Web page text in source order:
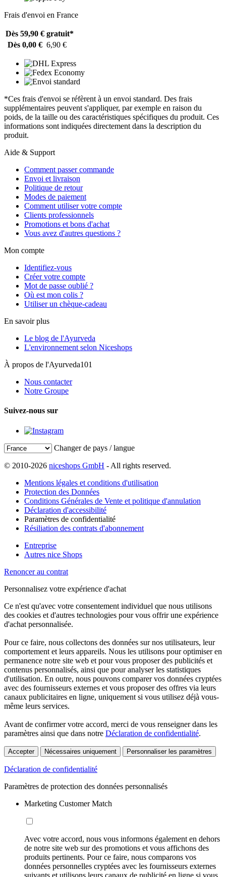
Frais d'envoi en France
Dès 59,90 € gratuit*
Dès 0,00 € 6,90 €
*Ces frais d'envoi se réfèrent à un envoi standard. Des frais
supplémentaires peuvent s'appliquer, par exemple en raison du
poids, de la taille ou des caractéristiques spécifiques du produit. Ces
informations sont indiquées directement dans la description du
produit.
Aide & Support
Comment passer commande
Envoi et livraison
Politique de retour
Modes de paiement
Comment utiliser votre compte
Clients professionnels
Promotions et bons d'achat
Vous avez d'autres questions ?
Mon compte
Identifiez-vous
Créer votre compte
Mot de passe oublié ?
Où est mon colis ?
Utiliser un chèque-cadeau
En savoir plus
Le blog de l'Ayurveda
L'environnement selon Niceshops
À propos de l'Ayurveda101
Nous contacter
Notre Groupe
Suivez-nous sur
Changer de pays / langue
© 2010-2026 niceshops GmbH - All rights reserved.
Mentions légales et conditions d'utilisation
Protection des Données
Conditions Générales de Vente et politique d'annulation
Déclaration d'accessibilité
Paramètres de confidentialité
Résiliation des contrats d'abonnement
Entreprise
Autres nice Shops
Renoncer au contrat
Personnalisez votre expérience d'achat
Ce n'est qu'avec votre consentement individuel que nous utilisons
des cookies et d'autres technologies pour vous offrir une expérience
d'achat personnalisée.
Pour ce faire, nous collectons des données sur nos utilisateurs, leur
comportement et leurs appareils. Nous les utilisons pour optimiser en
permanence notre site web et pour vous proposer des publicités et
contenus personnalisés, ainsi que pour analyser les statistiques
d'utilisation. En outre, nous pouvons comparer vos données cryptées
avec des fournisseurs externes et vous proposer des offres via leurs
canaux publicitaires en ligne, uniquement si vous utilisez déjà vous-
même leurs services.
Avant de confirmer votre accord, merci de vous renseigner dans les
paramètres ainsi que dans notre Déclaration de confidentialité.
Accepter Nécessaires uniquement Personnaliser les paramètres
Déclaration de confidentialité
Paramètres de protection des données personnalisés
Marketing Customer Match
Avec votre accord, nous vous informons également en dehors
de notre site web sur des promotions et vous affichons des
produits pertinents. Pour ce faire, nous comparons vos
données personnelles cryptées avec les fournisseurs externes
suivants et utilisons leurs canaux de publicité en ligne si vous